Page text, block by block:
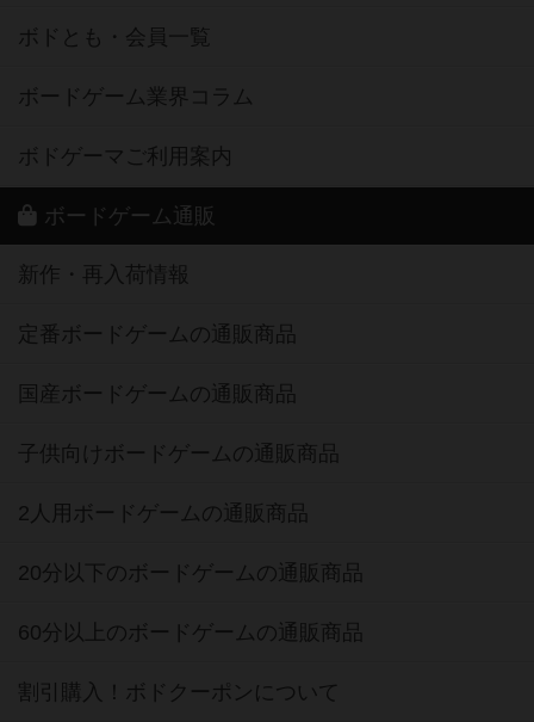
ボドとも・会員一覧
ボードゲーム業界コラム
ボドゲーマご利用案内
ボードゲーム通販
新作・再入荷情報
定番ボードゲームの通販商品
国産ボードゲームの通販商品
子供向けボードゲームの通販商品
2人用ボードゲームの通販商品
20分以下のボードゲームの通販商品
60分以上のボードゲームの通販商品
割引購入！ボドクーポンについて